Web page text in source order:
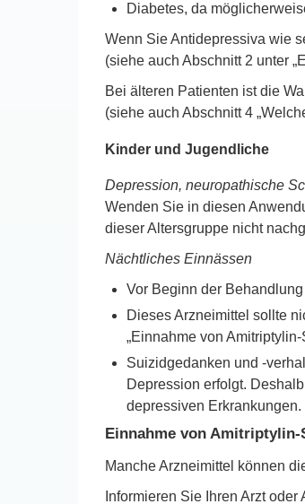
Diabetes, da
Wenn Sie Antidepressiva wie
(siehe auch Abschnitt 2 unter
Bei älteren Patienten ist die
(siehe auch Abschnitt 4
Kinder und Jugendliche
Depression, neuropathische
Wenden Sie in diesen
dieser Altersgruppe nicht
Nächtliches Einnässen
Vor Beginn der
Dieses Arzneimittel sollte
„Einnahme von
Suizidgedanken und -
Depression erfolgt.
depressiven Erkrankungen.
Einnahme von Amitriptylin-
Manche Arzneimittel können
Informieren Sie Ihren Arzt